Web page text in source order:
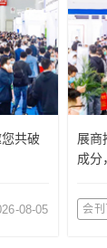
共破
08-05
展商
成分
会